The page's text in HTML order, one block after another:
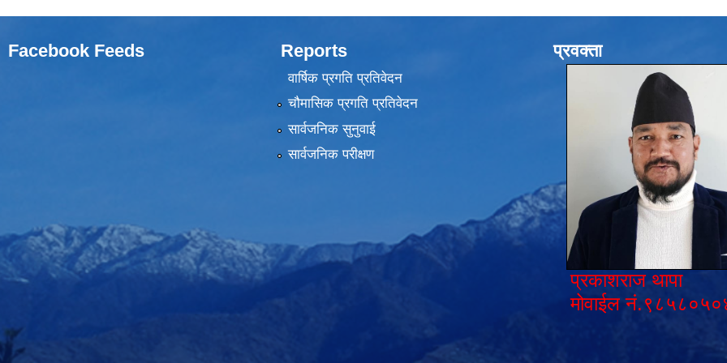
Facebook Feeds Reports
वार्षिक प्रगति प्रतिवेदन
चौमासिक प्रगति प्रतिवेदन
सार्वजनिक सुनुवाई
सार्वजनिक परीक्षण
प्रवक्ता
प्रकाशराज थापा
मोवाईल